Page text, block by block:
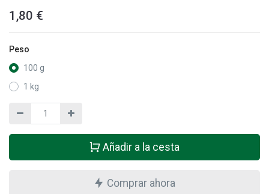
1,80 €
Peso
100 g
1 kg
Añadir a la cesta
Comprar ahora